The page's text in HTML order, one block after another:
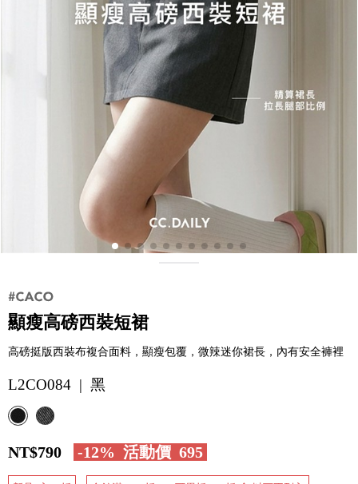
顯瘦高磅西裝短裙
高磅挺版西裝布複合面料，顯瘦包覆，微辣迷你裙長，內有安全褲裡
L2CO084 | 黑
NT$790 -12% 活動價 695